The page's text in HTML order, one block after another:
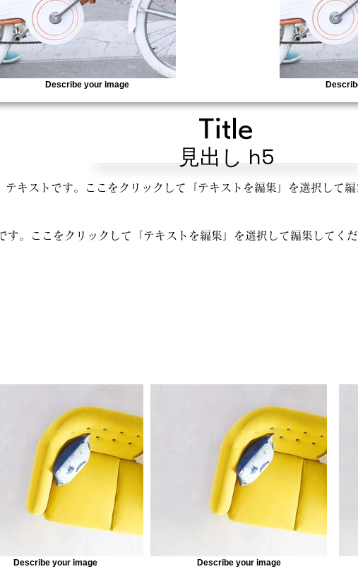
Describe your image
Title
見出し h5
テキストです。ここをクリックして「テキストを編集」を選択して編
す。ここをクリックして「テキストを編集」を選択して編集してくだ
Describe your image Describe your image